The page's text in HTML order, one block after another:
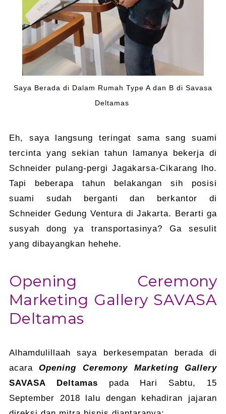
Saya Berada di Dalam Rumah Type A dan B di Savasa
Deltamas
Eh, saya langsung teringat sama sang suami
tercinta yang sekian tahun lamanya bekerja di
Schneider pulang-pergi Jagakarsa-Cikarang lho.
Tapi beberapa tahun belakangan sih posisi
suami sudah berganti dan berkantor di
Schneider Gedung Ventura di Jakarta. Berarti ga
susyah dong ya transportasinya? Ga sesulit
yang dibayangkan hehehe.
Opening Ceremony
Marketing Gallery SAVASA
Deltamas
Alhamdulillaah saya berkesempatan berada di
acaraOpening Ceremony Marketing Gallery
SAVASA Deltamas pada Hari Sabtu, 15
September 2018 lalu dengan kehadiran jajaran